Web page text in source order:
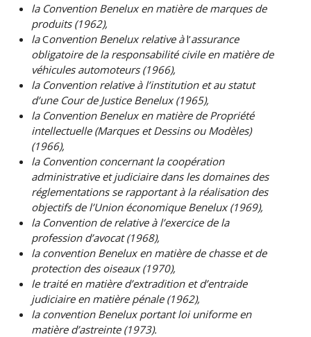
la Convention Benelux en matière de marques de
produits (1962),
laConvention Benelux relative àl’assurance
obligatoire de la responsabilité civile en matière de
véhicules automoteurs (1966),
la Convention relative à l’institution et au statut
d’une Cour de Justice Benelux (1965),
la Convention Benelux en matière de Propriété
intellectuelle (Marques et Dessins ou Modèles)
(1966),
la Convention concernant la coopération
administrative et judiciaire dans les domaines des
réglementations se rapportant à la réalisation des
objectifs de l’Union économique Benelux (1969),
la Convention de relative à l’exercice de la
profession d’avocat (1968),
la convention Benelux en matière de chasse et de
protection des oiseaux (1970),
le traité en matière d’extradition et d’entraide
judiciaire en matière pénale (1962),
la convention Benelux portant loi uniforme en
matière d’astreinte (1973).